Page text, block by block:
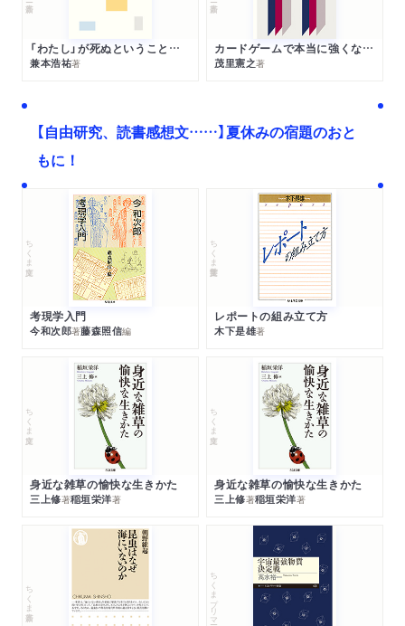
「わたし」が死ぬということの哲学
兼本浩祐著
カードゲームで本当に強くなる考え方
茂里憲之著
【自由研究、読書感想文……】夏休みの宿題のおと
もに！
ちくま文庫
考現学入門
今和次郎著藤森照信編
ちくま学芸文庫
レポートの組み立て方
木下是雄著
ちくま文庫
身近な雑草の愉快な生きかた
三上修著稲垣栄洋著
ちくま文庫
身近な雑草の愉快な生きかた
三上修著稲垣栄洋著
ちくま新書 ちくまプリマー新書